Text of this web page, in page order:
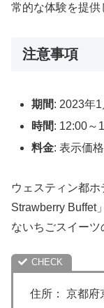
常的な体験を提供
注意事項
期間: 2023年
時間: 12:00～
料金: 表示価
ウェスティン都
Strawberry Buffet
ないちごスイーツ
住所： 京都府